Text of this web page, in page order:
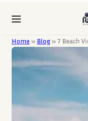
Home » Blog »7 Beach